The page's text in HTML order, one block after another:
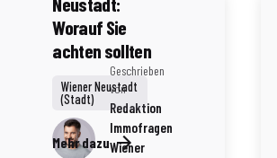
Geschrieben
von
Redaktion
Immofragen
Wiener
Worauf Sie
achten sollten
Wiener Neustadt
(Stadt)
Mehr dazu